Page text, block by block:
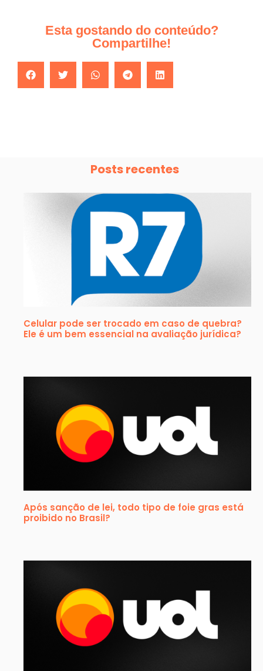
Esta gostando do conteúdo?
Compartilhe!
Posts recentes
Celular pode ser trocado em caso de quebra?
Ele é um bem essencial na avaliação jurídica?
Após sanção de lei, todo tipo de foie gras está
proibido no Brasil?